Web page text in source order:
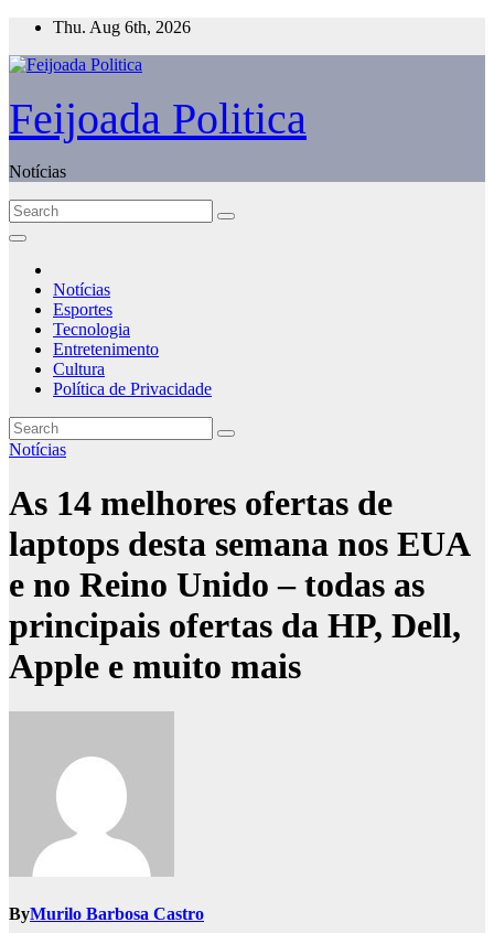
Skip
content
Thu. Aug 6th, 2026
Feijoada Politica
Notícias
Notícias
Esportes
Tecnologia
Entretenimento
Cultura
Política de Privacidade
Notícias
As 14 melhores ofertas de
laptops desta semana nos EUA
e no Reino Unido – todas as
principais ofertas da HP, Dell,
Apple e muito mais
ByMurilo Barbosa Castro